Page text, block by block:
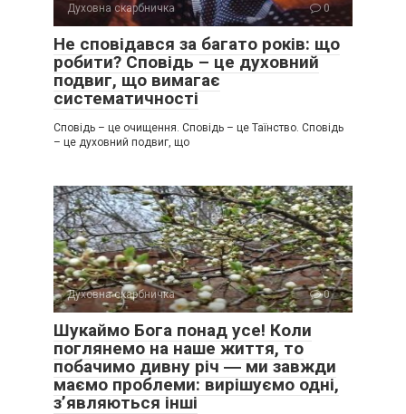
Духовна скарбничка 0
Не сповідався за багато років: що
робити? Сповідь – це духовний
подвиг, що вимагає
систематичності
Сповідь – це очищення. Сповідь – це Таїнство. Сповідь
– це духовний подвиг, що
Духовна скарбничка 0
Шукаймо Бога понад усе! Коли
поглянемо на наше життя, то
побачимо дивну річ ― ми завжди
маємо проблеми: вирішуємо одні,
з’являються інші